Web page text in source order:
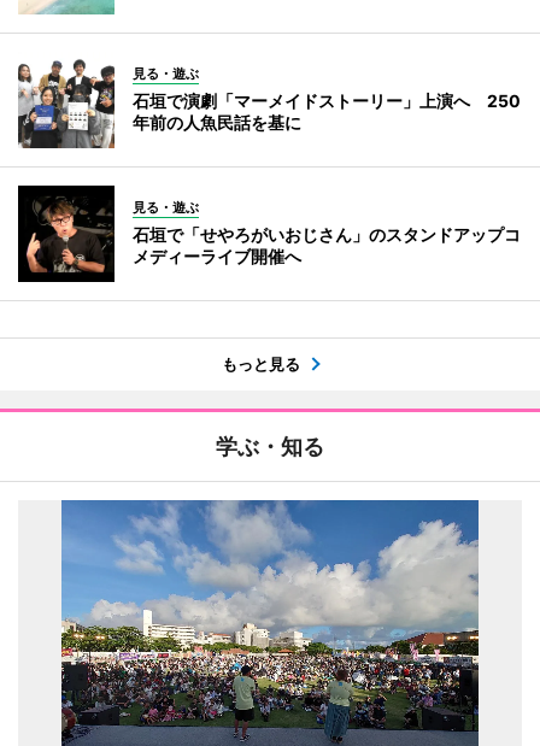
見る・遊ぶ
石垣で演劇「マーメイドストーリー」上演へ 250
年前の人魚民話を基に
見る・遊ぶ
石垣で「せやろがいおじさん」のスタンドアップコ
メディーライブ開催へ
もっと見る
学ぶ・知る